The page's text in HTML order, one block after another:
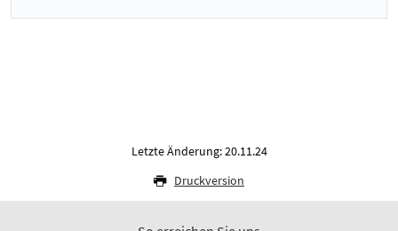
Letzte Änderung: 20.11.24
Druckversion